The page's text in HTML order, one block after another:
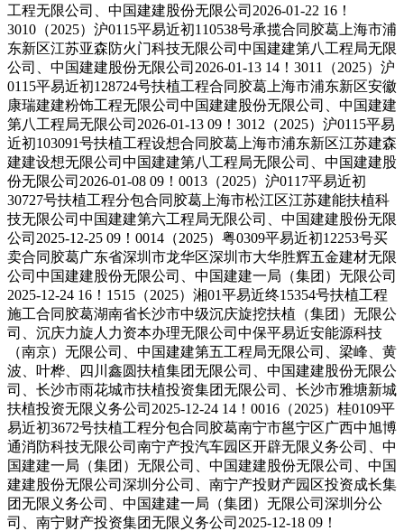
工程无限公司、中国建建股份无限公司2026-01-22 16！
3010（2025）沪0115平易近初110538号承揽合同胶葛上海市浦
东新区江苏亚森防火门科技无限公司中国建建第八工程局无限
公司、中国建建股份无限公司2026-01-13 14！3011（2025）沪
0115平易近初128724号扶植工程合同胶葛上海市浦东新区安徽
康瑞建建粉饰工程无限公司中国建建股份无限公司、中国建建
第八工程局无限公司2026-01-13 09！3012（2025）沪0115平易
近初103091号扶植工程设想合同胶葛上海市浦东新区江苏建森
建建设想无限公司中国建建第八工程局无限公司、中国建建股
份无限公司2026-01-08 09！0013（2025）沪0117平易近初
30727号扶植工程分包合同胶葛上海市松江区江苏建能扶植科
技无限公司中国建建第六工程局无限公司、中国建建股份无限
公司2025-12-25 09！0014（2025）粤0309平易近初12253号买
卖合同胶葛广东省深圳市龙华区深圳市大华胜辉五金建材无限
公司中国建建股份无限公司、中国建建一局（集团）无限公司
2025-12-24 16！1515（2025）湘01平易近终15354号扶植工程
施工合同胶葛湖南省长沙市中级沉庆旋挖扶植（集团）无限公
司、沉庆力旋人力资本办理无限公司中保平易近安能源科技
（南京）无限公司、中国建建第五工程局无限公司、梁峰、黄
波、叶桦、四川鑫圆扶植集团无限公司、中国建建股份无限公
司、长沙市雨花城市扶植投资集团无限公司、长沙市雅塘新城
扶植投资无限义务公司2025-12-24 14！0016（2025）桂0109平
易近初3672号扶植工程分包合同胶葛南宁市邕宁区广西中旭博
通消防科技无限公司南宁产投汽车园区开辟无限义务公司、中
国建建一局（集团）无限公司、中国建建股份无限公司、中国
建建股份无限公司深圳分公司、南宁产投财产园区投资成长集
团无限义务公司、中国建建一局（集团）无限公司深圳分公
司、南宁财产投资集团无限义务公司2025-12-18 09！